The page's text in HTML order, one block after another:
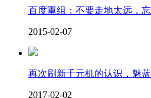
百度重组：不要走地太远，
2015-02-07
再次刷新千元机的认识，魅
2017-02-02